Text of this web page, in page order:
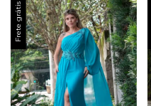
Frete grátis